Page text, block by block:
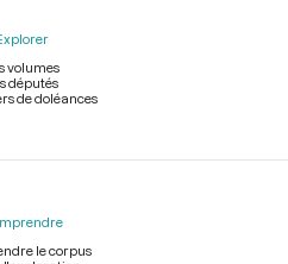
volumes
députés
de doléances
le corpus